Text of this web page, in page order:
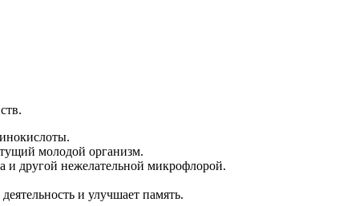
молодой организм.
и другой нежелательной микрофлорой.
и улучшает память.